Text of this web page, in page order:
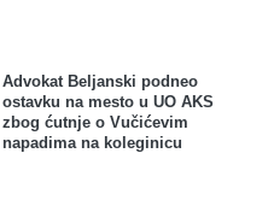
Advokat Beljanski podneo
ostavku na mesto u UO AKS
zbog ćutnje o Vučićevim
napadima na koleginicu